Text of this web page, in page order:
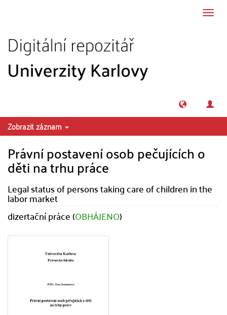
Zobrazit záznam
Právní postavení osob pečujících o
děti na trhu práce
Legal status of persons taking care of children in the
labor market
dizertační práce (OBHÁJENO)